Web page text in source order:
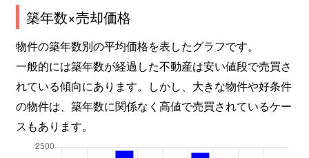
築年数×売却価格
物件の築年数別の平均価格を表したグラフです。
一般的には築年数が経過した不動産は安い値段で売買さ
れている傾向にあります。しかし、大きな物件や好条件
の物件は、築年数に関係なく高値で売買されているケー
スもあります。